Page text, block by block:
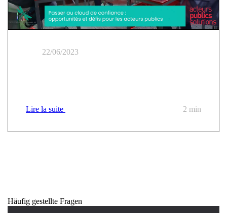
22/06/2023
Lire la suite 2 min
Häufig gestellte Fragen